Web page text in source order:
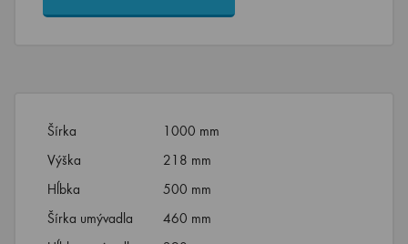
Šírka
1000 mm
Výška
218 mm
Hĺbka
500 mm
Šírka umývadla
460 mm